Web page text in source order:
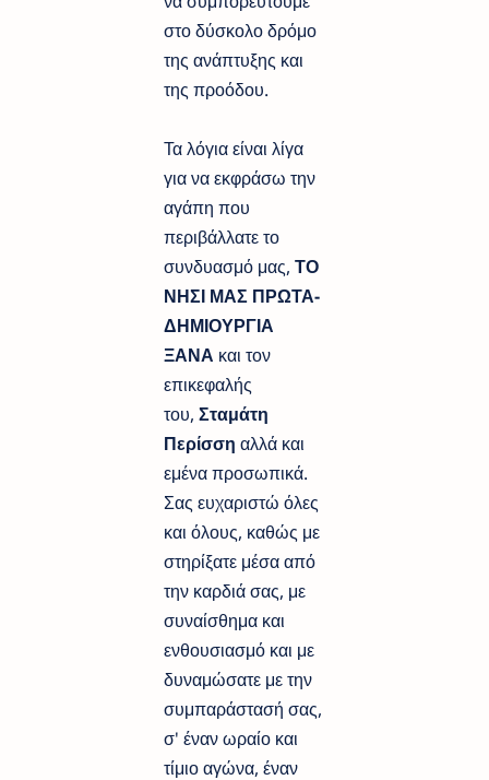
στο δύσκολο δρόμο
της ανάπτυξης και
της προόδου.
Τα λόγια είναι λίγα
για να εκφράσω την
αγάπη που
περιβάλλατε το
συνδυασμό μας, ΤΟ
ΝΗΣΙ ΜΑΣ ΠΡΩΤΑ-
ΔΗΜΙΟΥΡΓΙΑ
ΞΑΝΑ και τον
επικεφαλής
του, Σταμάτη
Περίσση αλλά και
εμένα προσωπικά.
Σας ευχαριστώ όλες
και όλους, καθώς με
στηρίξατε μέσα από
την καρδιά σας, με
συναίσθημα και
ενθουσιασμό και με
δυναμώσατε με την
συμπαράστασή σας,
σ' έναν ωραίο και
τίμιο αγώνα, έναν